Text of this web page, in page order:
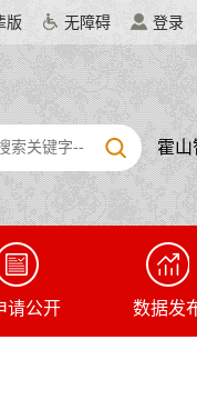
版 无障碍 登录
霍山
请公开 数据发